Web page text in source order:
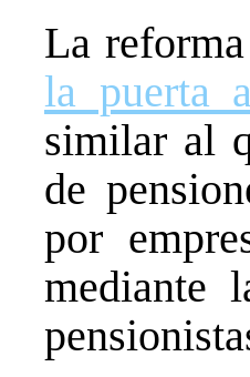
La
la puerta
similar al
de
por
mediante